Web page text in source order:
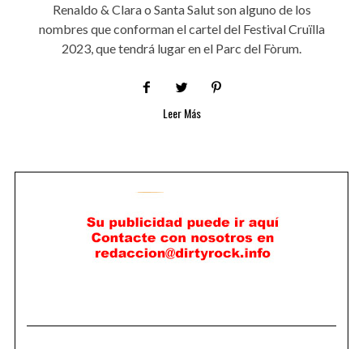
Renaldo & Clara o Santa Salut son alguno de los
nombres que conforman el cartel del Festival Cruïlla
2023, que tendrá lugar en el Parc del Fòrum.
Leer Más